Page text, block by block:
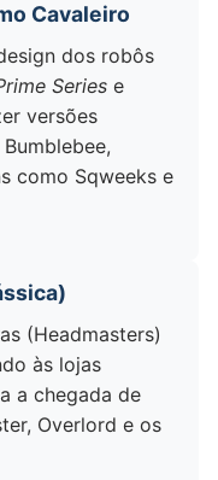
Cavaleiro
dos robôs
Series e
versões
como Sqweeks e
(Headmasters)
às lojas
a chegada de
Overlord e os